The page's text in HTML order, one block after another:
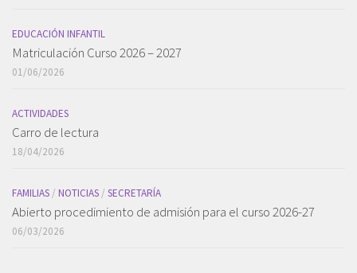
EDUCACIÓN INFANTIL
Matriculación Curso 2026 – 2027
01/06/2026
ACTIVIDADES
Carro de lectura
18/04/2026
FAMILIAS / NOTICIAS / SECRETARÍA
Abierto procedimiento de admisión para el curso 2026-27
06/03/2026